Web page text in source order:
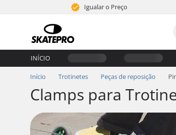
Igualar o Preço
INÍCIO
Início Trotinetes Peças de reposição
Clamps para